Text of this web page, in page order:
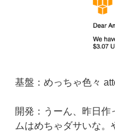
基盤：めっちゃ色々
開発：うーん、昨日
ムはめちゃダサいな